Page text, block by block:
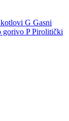
G Gasni
gorivo P Pirolitički